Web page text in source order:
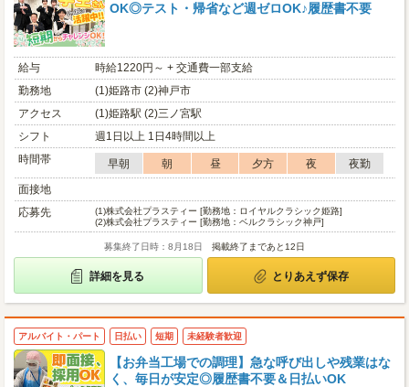
OK◎テスト・帰省など週ゼロOK♪履歴書不要
給与
時給1220円～ + 交通費一部支給
勤務地
(1)姫路市 (2)神戸市
アクセス
(1)姫路駅 (2)三ノ宮駅
シフト
週1日以上 1日4時間以上
時間帯
早朝 朝 昼 夕方 夜
夜勤
面接地
応募先
(1)株式会社プラスティー [勤務地：ロイヤルクラシック姫路]
(2)株式会社プラスティー [勤務地：ベルクラシック神戸]
募集終了日時：8月18日 掲載終了まであと12日
詳細を見る とりあえず保存
アルバイト・パート 日払い 短期 未経験者歓迎
【お弁当工場での調理】急な呼び出しや残業はな
く、毎日が安定◎履歴書不要＆日払いOK